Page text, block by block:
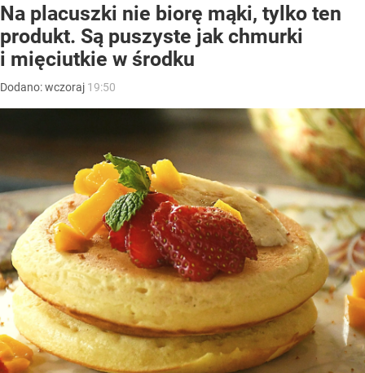
Na placuszki nie biorę mąki, tylko ten
produkt. Są puszyste jak chmurki
i mięciutkie w środku
Dodano:wczoraj 19:50